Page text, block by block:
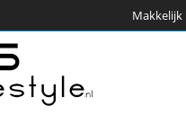
Makkelijk